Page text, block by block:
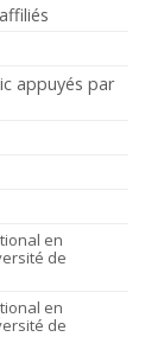
appuyés par
en
de
en
de